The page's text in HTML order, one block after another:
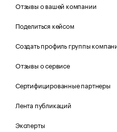
Отзывы о вашей компании
Поделиться кейсом
Создать профиль группы
Отзывы о сервисе
Сертифицированные партнеры
Лента публикаций
Эксперты